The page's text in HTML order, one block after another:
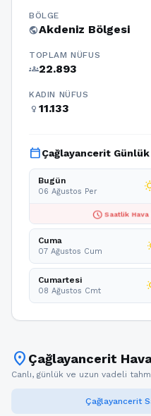
BÖLGE
publicAkdeniz Bölgesi
TOPLAM NÜFUS
groups22.893
KADIN NÜFUS
female 11.133
calendar_todayÇağlayancerit Günlük
Bugün
06 Ağustos Per
schedule Saatlik Hava
Cuma
07 Ağustos Cum
Cumartesi
08 Ağustos Cmt
location_on Çağlayancerit
Canlı, günlük ve uzun vadeli
Çağlayancerit